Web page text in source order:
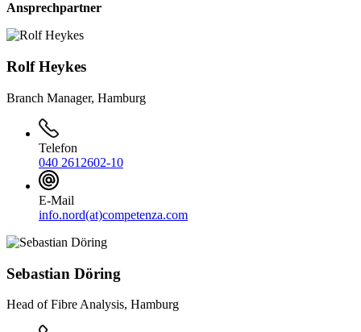
Ansprechpartner
Rolf Heykes
Branch Manager, Hamburg
Telefon
040 2612602-10
E-Mail
info.nord(at)competenza.com
Sebastian Döring
Head of Fibre Analysis, Hamburg